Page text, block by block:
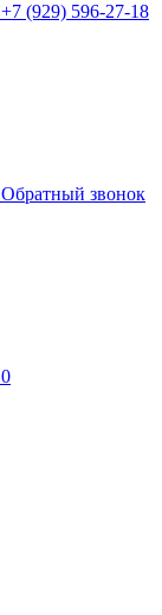
+7 (929) 596-27-18
Обратный звонок
0